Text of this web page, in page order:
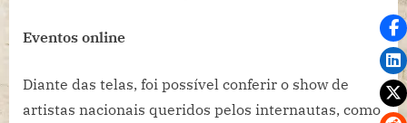
Eventos online
Diante das telas, foi possível conferir o show de
artistas nacionais queridos pelos internautas, como